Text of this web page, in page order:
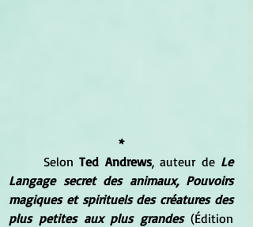
*
Selon Ted Andrews, auteur de Le
Langage secret des animaux, Pouvoirs
magiques et spirituels des créatures des
plus petites aux plus grandes (Édition